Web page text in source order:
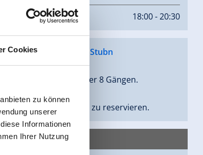
Cookies
zu können
unserer
Informationen
Ihrer Nutzung
18:00 - 20:30
unter Gerloser Stubn
in 5 oder 8 Gängen.
Abend im Voraus zu reservieren.